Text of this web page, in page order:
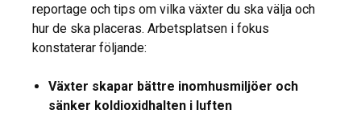
reportage och tips om vilka växter du ska välja och
hur de ska placeras. Arbetsplatsen i fokus
konstaterar följande:
Växter skapar bättre inomhusmiljöer och
sänker koldioxidhalten i luften